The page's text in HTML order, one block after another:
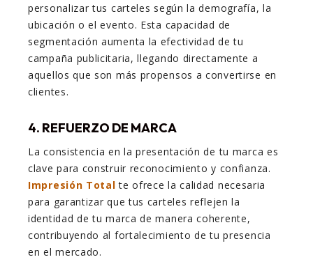
personalizar tus carteles según la demografía, la
ubicación o el evento. Esta capacidad de
segmentación aumenta la efectividad de tu
campaña publicitaria, llegando directamente a
aquellos que son más propensos a convertirse en
clientes.
4. REFUERZO DE MARCA
La consistencia en la presentación de tu marca es
clave para construir reconocimiento y confianza.
Impresión Total te ofrece la calidad necesaria
para garantizar que tus carteles reflejen la
identidad de tu marca de manera coherente,
contribuyendo al fortalecimiento de tu presencia
en el mercado.